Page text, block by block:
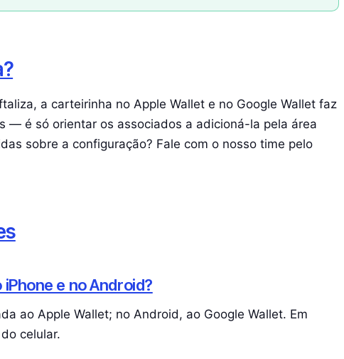
a carteirinha no Apple Wallet e no Google Wallet faz
— é só orientar os associados a adicioná-la pela área
sobre a configuração? Fale com o nosso time pelo
e no Android?
ao Apple Wallet; no Android, ao Google Wallet. Em
celular.